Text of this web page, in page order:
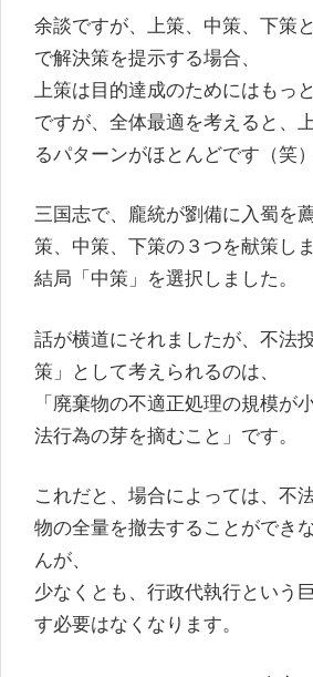
余談ですが、上策、中策、下策
で解決策を提示する場合、
上策は目的達成のためにはもっ
ですが、全体最適を考えると、
るパターンがほとんどです（笑）
三国志で、龐統が劉備に入蜀を
策、中策、下策の３つを献策し
結局「中策」を選択しました。
話が横道にそれましたが、不法
策」として考えられるのは、
「廃棄物の不適正処理の規模が
法行為の芽を摘むこと」です。
これだと、場合によっては、不
物の全量を撤去することができ
んが、
少なくとも、行政代執行という
す必要はなくなります。